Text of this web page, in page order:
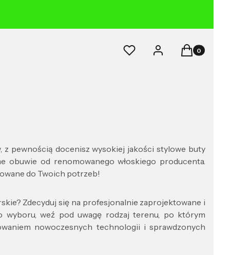
Ulubione Zaloguj sięProdukty w
Koszyk
z pewnością docenisz wysokiej jakości stylowe buty
obuwie od renomowanego włoskiego producenta.
do Twoich potrzeb!
Zdecyduj się na profesjonalnie zaprojektowane i
wyboru, weź pod uwagę rodzaj terenu, po którym
nowoczesnych technologii i sprawdzonych